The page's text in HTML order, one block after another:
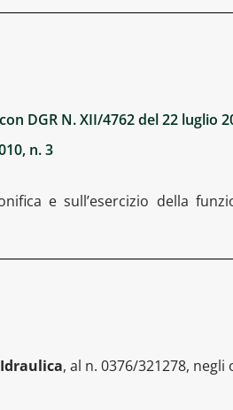
DGR N. XII/4762 del 22 luglio
n. 3
e sull’esercizio della
, al n. 0376/321278,